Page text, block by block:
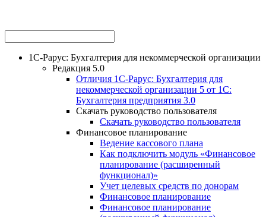
1С-Рарус: Бухгалтерия для некоммерческой организации
Редакция 5.0
Отличия 1С-Рарус: Бухгалтерия для
некоммерческой организации 5 от 1С:
Бухгалтерия предприятия 3.0
Скачать руководство пользователя
Скачать руководство пользователя
Финансовое планирование
Ведение кассового плана
Как подключить модуль «Финансовое
планирование (расширенный
функционал)»
Учет целевых средств по донорам
Финансовое планирование
Финансовое планирование